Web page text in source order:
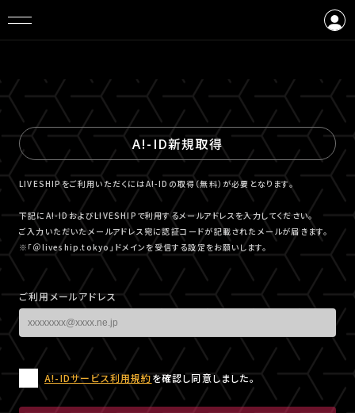
A!-ID新規取得
LIVESHIPをご利用いただくにはA!-IDの取得（無料）が必要となります。
下記にA!-IDおよびLIVESHIPで利用するメールアドレスを入力してください。
ご入力いただいたメールアドレス宛に認証コードが記載されたメールが届きます。
※「＠liveship.tokyo」ドメインを受信する設定をお願いします。
ご利用メールアドレス
A!-IDサービス利用規約を確認し同意しました。